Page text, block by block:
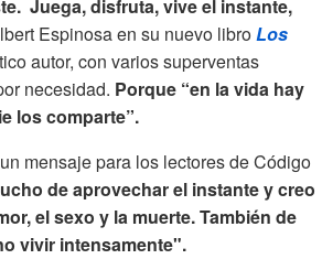
Juega, disfruta, vive el instante,
Espinosa en su nuevo libroLos
autor, con varios superventas
necesidad. Porque “en la vida hay
los comparte”.
mensaje para los lectores de Código
de aprovechar el instante y creo
el sexo y la muerte. También de
vivir intensamente".